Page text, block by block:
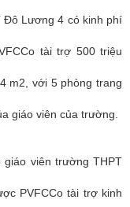
Đô Lương 4 có kinh phí
tài trợ 500 triệu
m2, với 5 phòng trang
giáo viên của trường.
viên trường THPT
PVFCCo tài trợ kinh